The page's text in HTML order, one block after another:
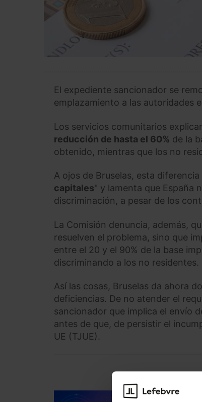
El expediente sancionador se
emplazamiento a las autoridades
Los servicios comunitarios
reducción de hasta el 60% de la
obtenido, mientras que los no
A ojos de Bruselas, esta
capitales" y lamenta que España
discriminación, a pesar de los
La Comisión denuncia, además,
resuelven el problema, sino que
entre el 20 y el 90% de la base
discriminando a los no residentes.
Así las cosas, Bruselas da ahora
deficiencias. De no atender el
sancionador que implica el envío
antes de que, de persistir el
UE (TJUE).